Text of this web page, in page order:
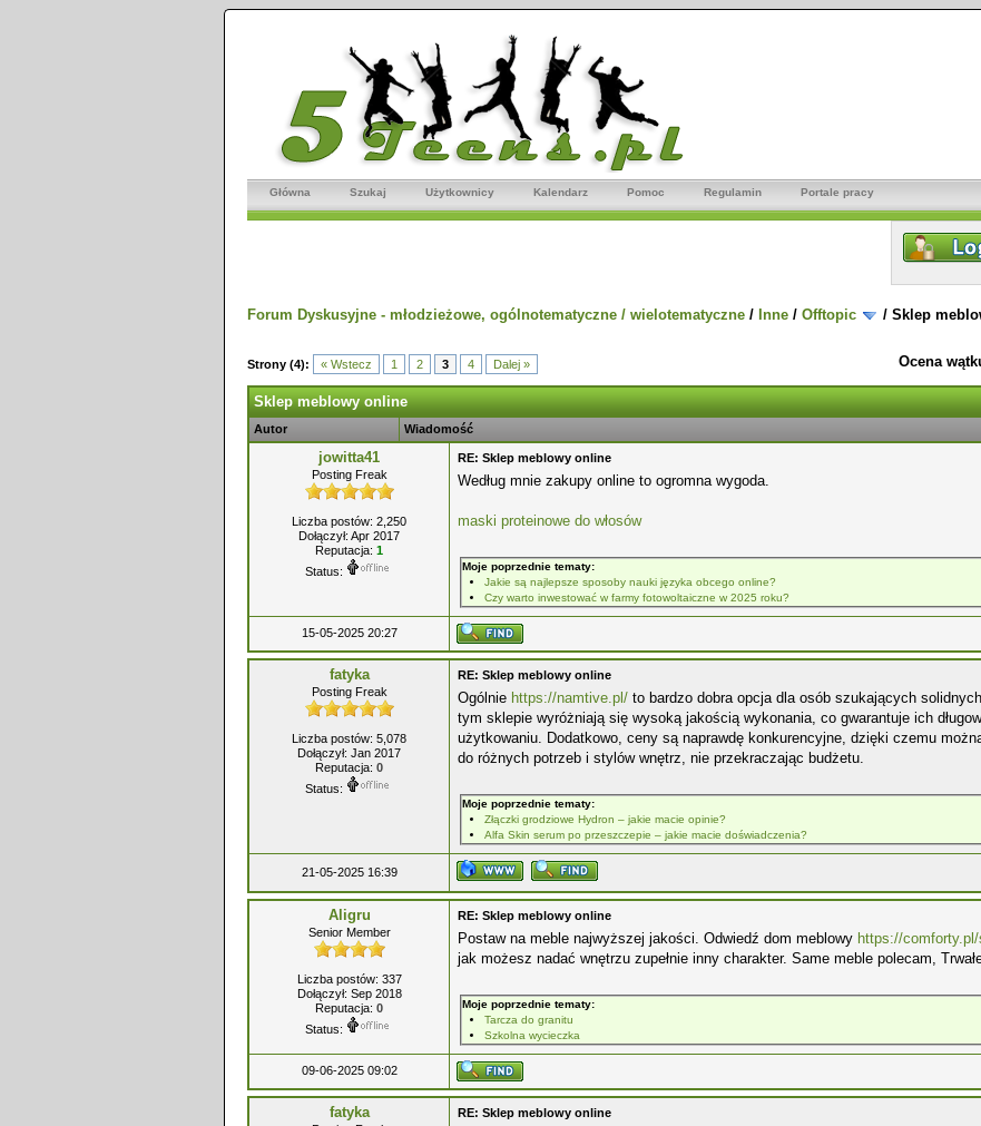
Główna Szukaj Użytkownicy Kalendarz Pomoc Regulamin Portale pracy
Forum Dyskusyjne - młodzieżowe, ogólnotematyczne / wielotematyczne / Inne / Offtopic / Sklep
Strony (4): « Wstecz 1 2 3 4 Dalej » Ocena
Sklep meblowy online
Autor Wiadomość
jowitta41
Posting Freak
Liczba postów: 2,250
Dołączył: Apr 2017
Reputacja: 1
Status:
RE: Sklep meblowy online
Według mnie zakupy online to ogromna wygoda.
maski proteinowe do włosów
Moje poprzednie tematy:
Jakie są najlepsze sposoby nauki języka obcego online?
Czy warto inwestować w farmy fotowoltaiczne w 2025 roku?
15-05-2025 20:27
fatyka
Posting Freak
Liczba postów: 5,078
Dołączył: Jan 2017
Reputacja: 0
Status:
RE: Sklep meblowy online
Ogólnie https://namtive.pl/ to bardzo dobra opcja dla osób szukających
tym sklepie wyróżniają się wysoką jakością wykonania, co gwarantuje ich
użytkowaniu. Dodatkowo, ceny są naprawdę konkurencyjne, dzięki czemu
do różnych potrzeb i stylów wnętrz, nie przekraczając budżetu.
Moje poprzednie tematy:
Złączki grodziowe Hydron – jakie macie opinie?
Alfa Skin serum po przeszczepie – jakie macie doświadczenia?
21-05-2025 16:39
Aligru
Senior Member
Liczba postów: 337
Dołączył: Sep 2018
Reputacja: 0
Status:
RE: Sklep meblowy online
Postaw na meble najwyższej jakości. Odwiedź dom meblowy https://
jak możesz nadać wnętrzu zupełnie inny charakter. Same meble polecam,
Moje poprzednie tematy:
Tarcza do granitu
Szkolna wycieczka
09-06-2025 09:02
fatyka RE: Sklep meblowy online